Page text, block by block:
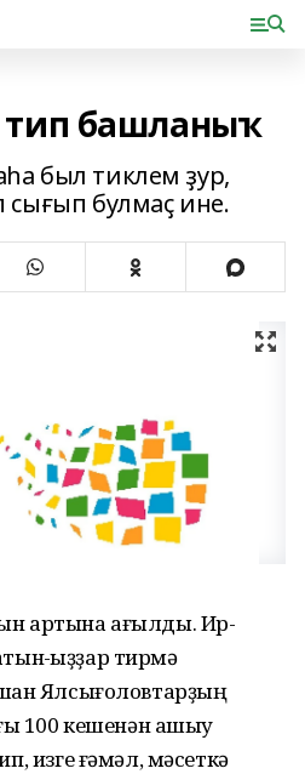
башланыҡ
был тиклем ҙур,
сығып булмаҫ ине.
артына ағылды. Ир-
ҡыҙҙар тирмə
Ялсығоловтарҙың
100 кешенəн ашыу
изге ғəмəл, мəсеткə